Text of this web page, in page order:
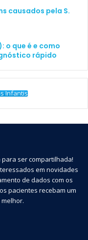
causados pela S.
o que é e como
rápido
Infantis
ser compartilhada!
em novidades
de dados com os
pacientes recebam um